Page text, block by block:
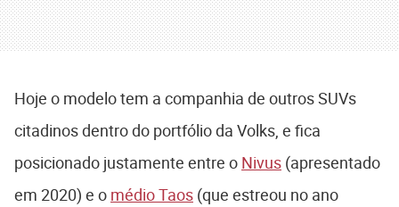
Hoje o modelo tem a companhia de outros SUVs
citadinos dentro do portfólio da Volks, e fica
posicionado justamente entre o Nivus (apresentado
em 2020) e o médio Taos (que estreou no ano